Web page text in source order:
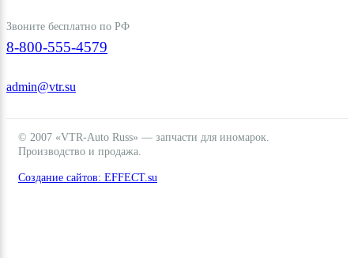
Звоните бесплатно по РФ
8-800-555-4579
admin@vtr.su
© 2007 «VTR-Auto Russ» — запчасти для иномарок.
Производство и продажа.
Создание сайтов: EFFECT.su